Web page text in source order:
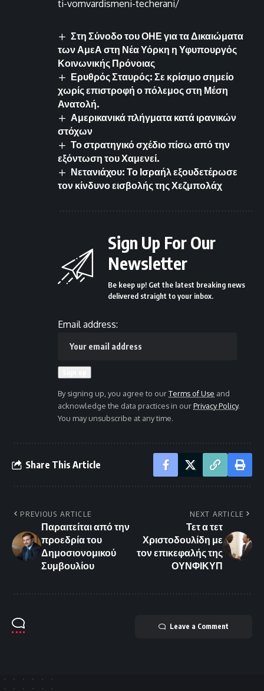
ti-vomvardismeni-techerani/
Στη Σύνοδο του ΟΗΕ για τα Δικαιώματα
των ΑμεΑ στη Νέα Υόρκη η Υφυπουργός
Κοινωνικής Πρόνοιας
Ερυθρός Σταυρός: Σε κρίσιμο σημείο
χωρίς επιστροφή ο πόλεμος στη Μέση
Ανατολή.
Αμερικανικά πλήγματα κατά ιρανικών
στόχων
Το στρατηγικό σχέδιο πίσω από την
εξόντωση του Χαμενεί.
Νετανιάχου: Το Ισραήλ εξουδετέρωσε
τον κίνδυνο εισβολής της Χεζμπολάχ
Sign Up For Our
Newsletter
Be keep up! Get the latest breaking news
delivered straight to your inbox.
Email address:
By signing up, you agree to ourTerms of Use and
acknowledge the data practices in ourPrivacy Policy.
You may unsubscribe at any time.
Share This Article
PREVIOUS ARTICLE
Παραιτείται από την
προεδρία του
Δημοσιονομικού
Συμβουλίου
NEXT ARTICLE
Τετ α τετ
Χριστοδουλίδη με
τον επικεφαλής της
ΟΥΝΦΙΚΥΠ
Leave a Comment